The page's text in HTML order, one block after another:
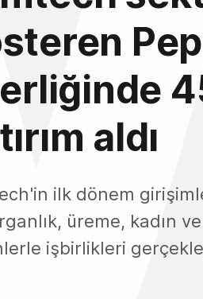
aldı
ilk dönem
üreme, kadın
işbirlikleri